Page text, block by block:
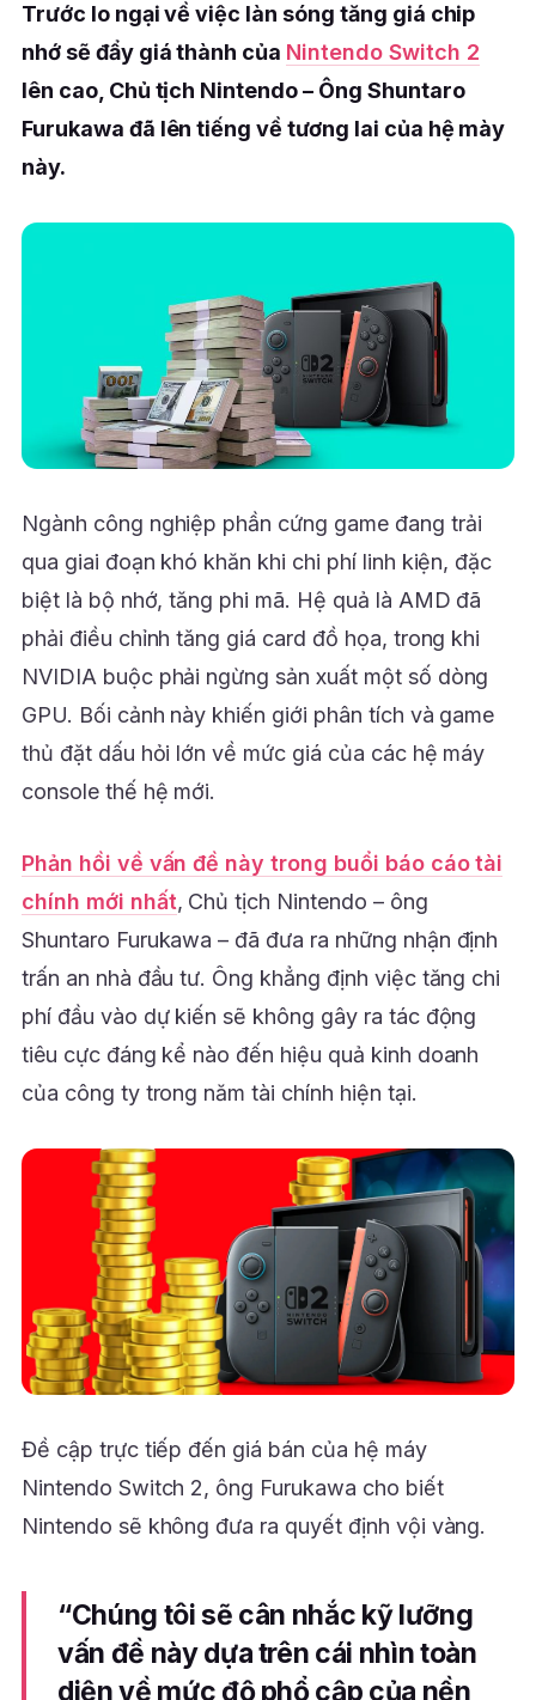
Trước lo ngại về việc làn sóng tăng giá chip
nhớ sẽ đẩy giá thành của Nintendo Switch 2
lên cao, Chủ tịch Nintendo – Ông Shuntaro
Furukawa đã lên tiếng về tương lai của hệ mày
này.
Ngành công nghiệp phần cứng game đang trải
qua giai đoạn khó khăn khi chi phí linh kiện, đặc
biệt là bộ nhớ, tăng phi mã. Hệ quả là AMD đã
phải điều chỉnh tăng giá card đồ họa, trong khi
NVIDIA buộc phải ngừng sản xuất một số dòng
GPU. Bối cảnh này khiến giới phân tích và game
thủ đặt dấu hỏi lớn về mức giá của các hệ máy
console thế hệ mới.
Phản hồi về vấn đề này trong buổi báo cáo tài
chính mới nhất, Chủ tịch Nintendo – ông
Shuntaro Furukawa – đã đưa ra những nhận định
trấn an nhà đầu tư. Ông khẳng định việc tăng chi
phí đầu vào dự kiến sẽ không gây ra tác động
tiêu cực đáng kể nào đến hiệu quả kinh doanh
của công ty trong năm tài chính hiện tại.
Đề cập trực tiếp đến giá bán của hệ máy
Nintendo Switch 2, ông Furukawa cho biết
Nintendo sẽ không đưa ra quyết định vội vàng.
“Chúng tôi sẽ cân nhắc kỹ lưỡng
vấn đề này dựa trên cái nhìn toàn
diện về mức độ phổ cập của nền